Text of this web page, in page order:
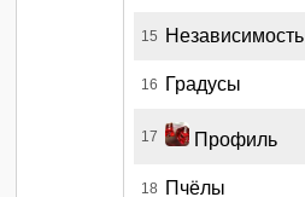
15 Независимость
16 Градусы
17 Профиль
18 Пчёлы